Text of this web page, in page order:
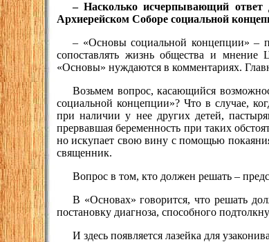
– Насколько исчерпывающий ответ
Архиерейском Соборе социальной
– «Основы социальной концепции» –
сопоставлять жизнь общества и
«Основы» нуждаются в комментариях.
Возьмем вопрос, касающийся
социальной концепции»? Что в случае,
при наличии у нее других детей,
прервавшая беременность при таких
но искупает свою вину с помощью
священник.
Вопрос в том, кто должен решать –
В «Основах» говорится, что решать
постановку диагноза, способного
И здесь появляется лазейка для